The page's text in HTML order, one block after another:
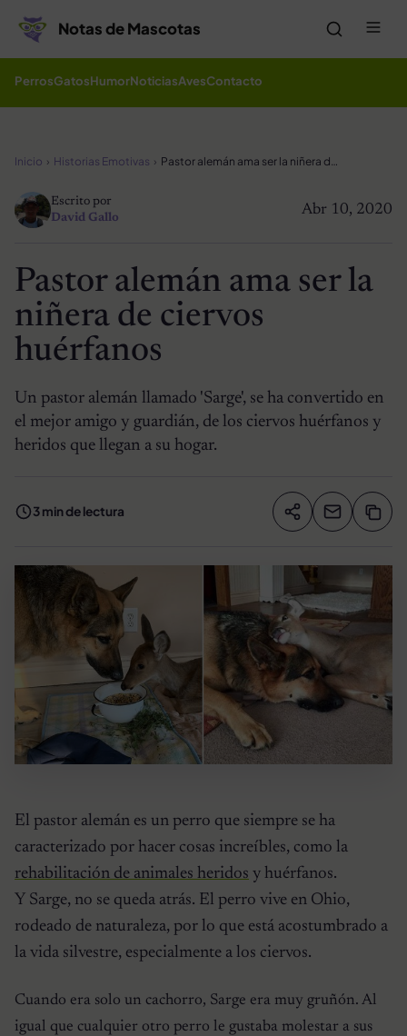
Notas de Mascotas
PerrosGatosHumorNoticiasAvesContacto
Inicio Historias Emotivas Pastor alemán ama ser la niñera de ciervos huérfanos
Abr 10, 2020
Escrito por
David Gallo
Pastor alemán ama ser la
niñera de ciervos
huérfanos
Un pastor alemán llamado 'Sarge', se ha convertido en
el mejor amigo y guardián, de los ciervos huérfanos y
heridos que llegan a su hogar.
3 min de lectura Compartir
El pastor alemán es un perro que siempre se ha
caracterizado por hacer cosas increíbles, como la
rehabilitación de animales heridos y huérfanos.
Y Sarge, no se queda atrás. El perro vive en Ohio,
rodeado de naturaleza, por lo que está acostumbrado a
la vida silvestre, especialmente a los ciervos.
Cuando era solo un cachorro, Sarge era muy gruñón. Al
igual que cualquier otro perro le gustaba molestar a sus